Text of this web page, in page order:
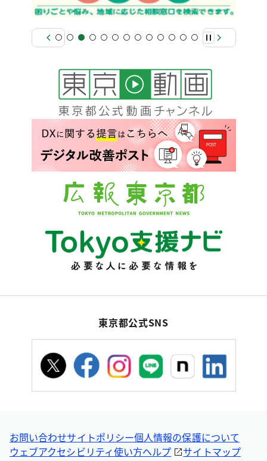
東京都公式SNS
お問い合わせサイトポリシー個人情報の保護について
ウェブアクセシビリティ使い方ヘルプ サイトマップ